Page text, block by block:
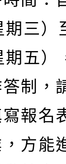
期三）
期五）
制，
報名
方能